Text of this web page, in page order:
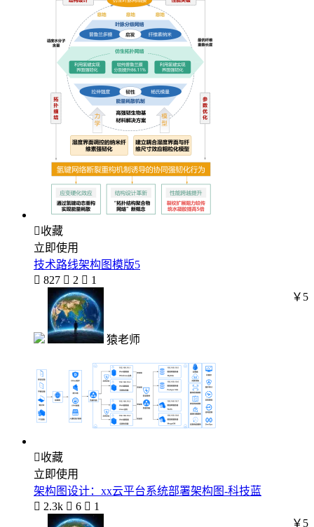
收藏
立即使用
技术路线架构图模版5
 827  2  1
猿老师
￥5
收藏
立即使用
架构图设计：xx云平台系统部署架构图-科技蓝
 2.3k  6  1
￥5